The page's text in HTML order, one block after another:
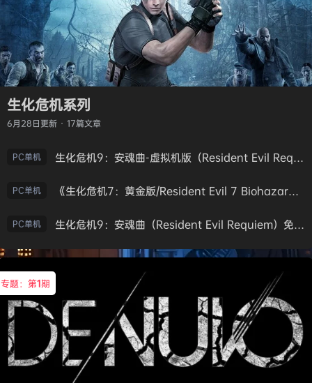
生化危机系列
6月28日更新 · 17篇文章
PC单机 生化危机9：安魂曲-虚拟机版（Resident Evil Requiem HYPERVISOR）免安装中文版
PC单机 《生化危机7：黄金版/Resident Evil 7 Biohazard》免安装中文版
PC单机 生化危机9：安魂曲（Resident Evil Requiem）免安装中文版
专题：第1期